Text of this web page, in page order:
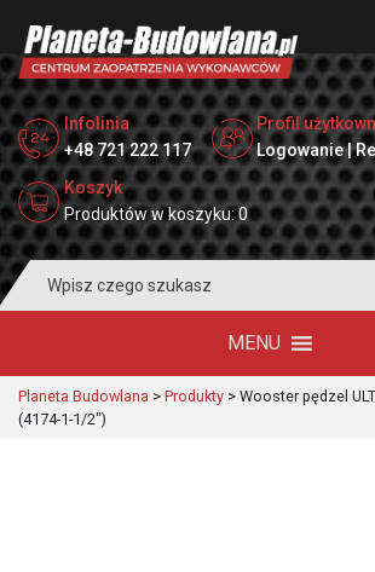
Infolinia
+48 721 222 117
Profil
Logowanie |
Koszyk
Produktów w koszyku: 0
for:
MENU
Planeta Budowlana > Produkty > Wooster pędzel
(4174-1-1/2″)